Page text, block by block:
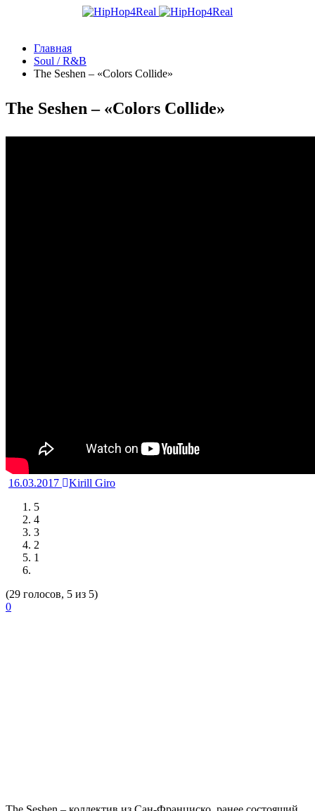
Главная
Soul / R&B
The Seshen – «Colors Collide»
The Seshen – «Colors Collide»
16.03.2017
Kirill Giro
5
4
3
2
1
(29 голосов, 5 из 5)
0